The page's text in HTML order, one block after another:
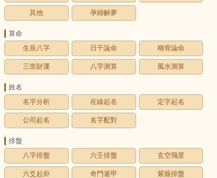
其他 孕婦解夢
算命
生辰八字
日干論命 稱骨論命
三世財運 八字測算 風水測算
姓名
名字分析
在線起名 定字起名
公司起名 名字配對
排盤
八字排盤
六壬排盤 玄空飛星
六爻起卦 奇門遁甲 紫薇排盤